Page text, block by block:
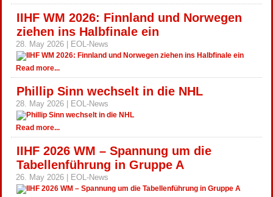
IIHF WM 2026: Finnland und Norwegen
ziehen ins Halbfinale ein
28. May 2026 | EOL-News
Read more...
Phillip Sinn wechselt in die NHL
28. May 2026 | EOL-News
Read more...
IIHF 2026 WM – Spannung um die
Tabellenführung in Gruppe A
26. May 2026 | EOL-News